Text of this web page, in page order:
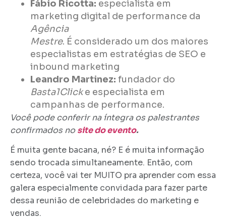
Fábio Ricotta: especialista em
marketing digital de performance da
Agência
Mestre. É considerado um dos maiores
especialistas em estratégias de SEO e
inbound marketing
Leandro Martinez: fundador do
Basta1Clicke especialista em
campanhas de performance.
Você pode conferir na íntegra os palestrantes
confirmados nosite do evento.
É muita gente bacana, né? E é muita informação
sendo trocada simultaneamente. Então, com
certeza, você vai ter MUITO pra aprender com essa
galera especialmente convidada para fazer parte
dessa reunião de celebridades do marketing e
vendas.